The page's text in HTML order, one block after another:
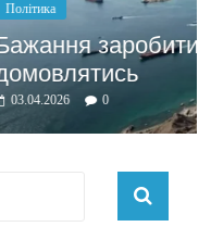
мотивує